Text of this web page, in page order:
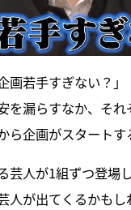
画若手すぎない？
を漏らすなか、そ
ら企画がスタートす
芸人が1組ずつ登場
人が出てくるかも